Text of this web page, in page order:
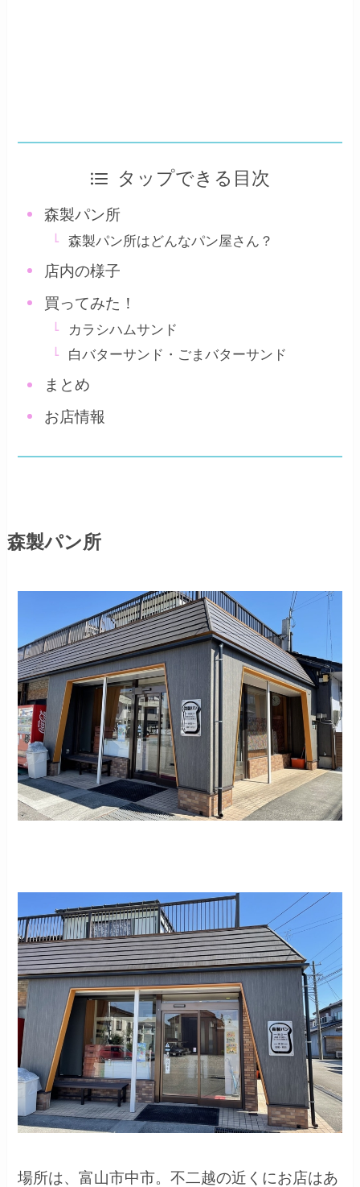
タップできる目次
森製パン所
森製パン所はどんなパン屋さん？
店内の様子
買ってみた！
カラシハムサンド
白バターサンド・ごまバターサンド
まとめ
お店情報
森製パン所
場所は、富山市中市。不二越の近くにお店はあ